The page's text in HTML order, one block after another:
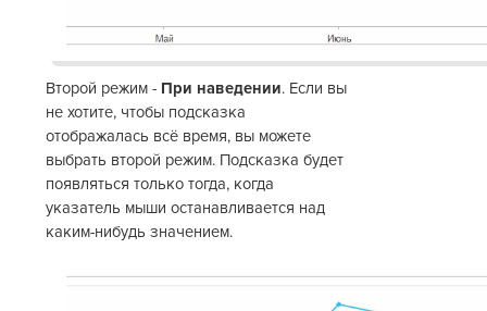
Второй режим - При наведении. Если вы
не хотите, чтобы подсказка
отображалась всё время, вы можете
выбрать второй режим. Подсказка будет
появляться только тогда, когда
указатель мыши останавливается над
каким-нибудь значением.